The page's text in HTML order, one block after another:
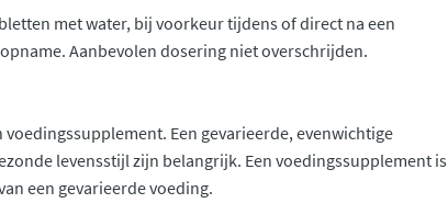
met water, bij voorkeur tijdens of direct na een
Aanbevolen dosering niet overschrijden.
voedingssupplement. Een gevarieerde, evenwichtige
levensstijl zijn belangrijk. Een voedingssupplement is
een gevarieerde voeding.